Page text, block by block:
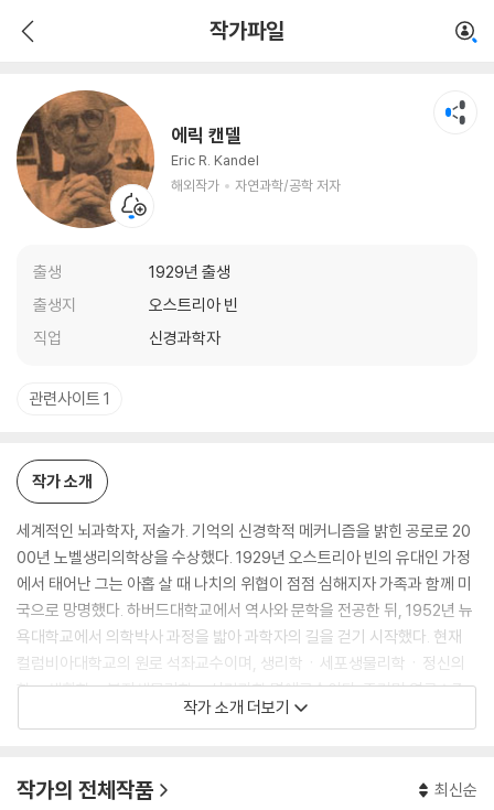
작가파일
에릭 캔델
Eric R. Kandel
해외작가
자연과학/공학 저자
출생
1929년 출생
출생지
오스트리아 빈
직업
신경과학자
자연과학/공학 저자
관련사이트 1
작가 소개
세계적인 뇌과학자, 저술가. 기억의 신경학적 메커니즘을 밝힌 공로로 20
00년 노벨생리의학상을 수상했다. 1929년 오스트리아 빈의 유대인 가정
에서 태어난 그는 아홉 살 때 나치의 위협이 점점 심해지자 가족과 함께 미
국으로 망명했다. 하버드대학교에서 역사와 문학을 전공한 뒤, 1952년 뉴
욕대학교에서 의학박사 과정을 밟아 과학자의 길을 걷기 시작했다. 현재
컬럼비아대학교의 원로 석좌교수이며, 생리학ㆍ세포생물리학ㆍ정신의
학ㆍ생화학ㆍ분자생물리학ㆍ신경과학 명예교수이다. 주커먼 연구소Zu
ckerman Institute와 카블리 뇌과학 연구소Kavli Institute for Brain
학, 예술, 인문학을 넘나들며 파헤치는 『통찰의 시대The Age of Insigh
작가 소개 더보기
작가의 전체작품 최신순